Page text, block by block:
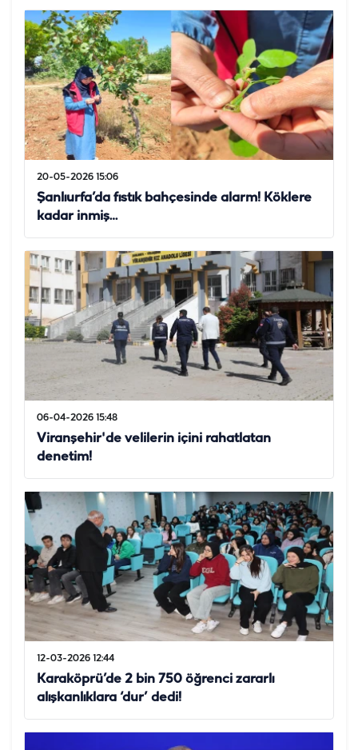
20-05-2026 15:06
Şanlıurfa’da fıstık bahçesinde alarm! Köklere
kadar inmiş…
06-04-2026 15:48
Viranşehir'de velilerin içini rahatlatan
denetim!
12-03-2026 12:44
Karaköprü’de 2 bin 750 öğrenci zararlı
alışkanlıklara ‘dur’ dedi!